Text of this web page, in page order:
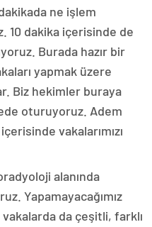
ne işlem
10 dakika içerisinde de
Burada hazır bir
yapmak üzere
Biz hekimler buraya
oturuyoruz. Adem
vakalarımızı
alanında
Yapamayacağımız
da çeşitli, farklı